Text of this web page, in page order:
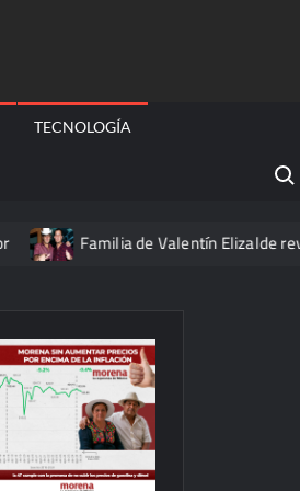
TECNOLOGÍA
Familia de Valentín Elizalde revela